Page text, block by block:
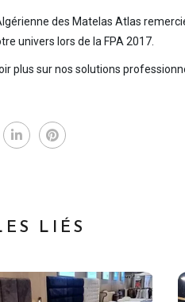
des Matelas Atlas
univers lors de la FPA 2017.
plus sur nos solutions
LIÉS